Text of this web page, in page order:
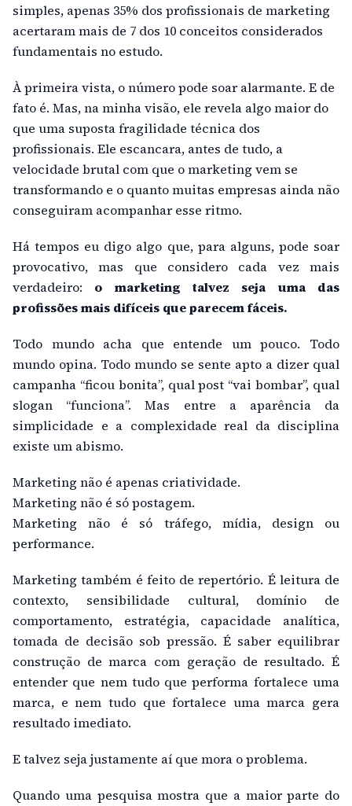
simples, apenas 35% dos profissionais de marketing
acertaram mais de 7 dos 10 conceitos considerados
fundamentais no estudo.
À primeira vista, o número pode soar alarmante. E de
fato é. Mas, na minha visão, ele revela algo maior do
que uma suposta fragilidade técnica dos
profissionais. Ele escancara, antes de tudo, a
velocidade brutal com que o marketing vem se
transformando e o quanto muitas empresas ainda não
conseguiram acompanhar esse ritmo.
Há tempos eu digo algo que, para alguns, pode soar
provocativo, mas que considero cada vez mais
verdadeiro: o marketing talvez seja uma das
profissões mais difíceis que parecem fáceis.
Todo mundo acha que entende um pouco. Todo
mundo opina. Todo mundo se sente apto a dizer qual
campanha “ficou bonita”, qual post “vai bombar”, qual
slogan “funciona”. Mas entre a aparência da
simplicidade e a complexidade real da disciplina
existe um abismo.
Marketing não é apenas criatividade.
Marketing não é só postagem.
Marketing não é só tráfego, mídia, design ou
performance.
Marketing também é feito de repertório. É leitura de
contexto, sensibilidade cultural, domínio de
comportamento, estratégia, capacidade analítica,
tomada de decisão sob pressão. É saber equilibrar
construção de marca com geração de resultado. É
entender que nem tudo que performa fortalece uma
marca, e nem tudo que fortalece uma marca gera
resultado imediato.
E talvez seja justamente aí que mora o problema.
Quando uma pesquisa mostra que a maior parte do